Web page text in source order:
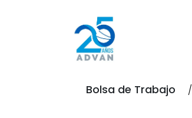
Bolsa de Trabajo